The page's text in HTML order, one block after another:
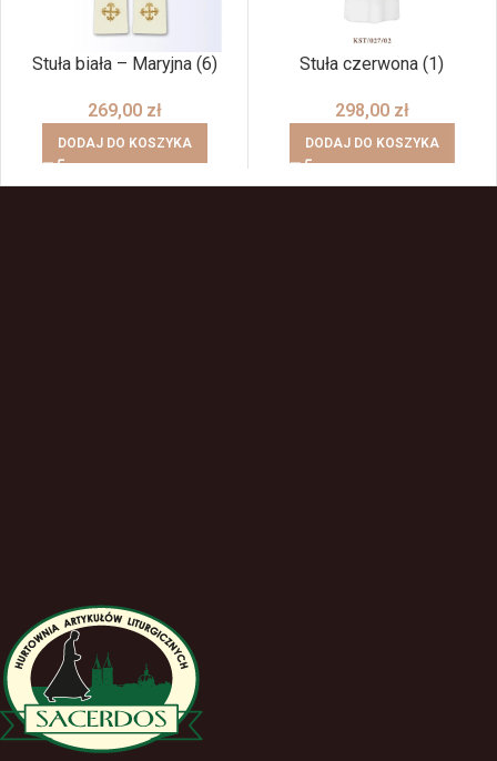
Stuła biała – Maryjna (6)
269,00 zł
DODAJ DO KOSZYKA
Stuła czerwona (1)
298,00 zł
DODAJ DO KOSZYKA